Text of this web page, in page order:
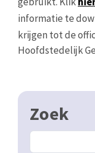
informatie te
krijgen tot de
Hoofdstedelijk
Zoek